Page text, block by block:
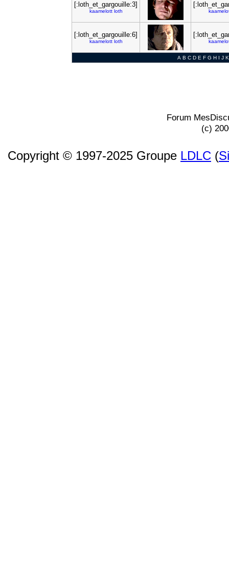
[:loth_et_gargouille:3]
kaamelott loth
[:loth_et_gargouille:6]
kaamelott loth
A B C D E F G H I J K
Forum
(c)
Copyright © 1997-2025 Groupe LDLC (